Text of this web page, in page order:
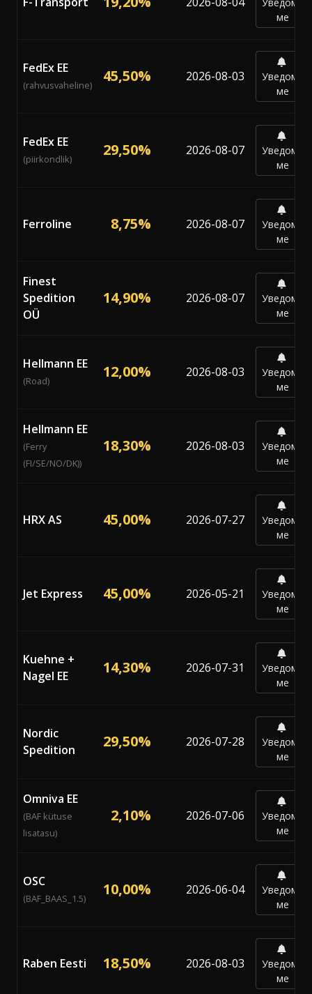
ме
FedEx EE
(rahvusvaheline) 45,50% 2026-08-03
Уведоми
ме
FedEx EE
(piirkondlik) 29,50% 2026-08-07
Уведоми
ме
Ferroline 8,75% 2026-08-07
Уведоми
ме
Finest
Spedition
OÜ
14,90% 2026-08-07
Уведоми
ме
Hellmann EE
(Road) 12,00% 2026-08-03
Уведоми
ме
Hellmann EE
(Ferry
(FI/SE/NO/DK))
18,30% 2026-08-03
Уведоми
ме
HRX AS 45,00% 2026-07-27
Уведоми
ме
Jet Express 45,00% 2026-05-21
Уведоми
ме
Kuehne +
Nagel EE
14,30% 2026-07-31
Уведоми
ме
Nordic
Spedition
29,50% 2026-07-28
Уведоми
ме
Omniva EE
(BAF kütuse
lisatasu)
2,10% 2026-07-06
Уведоми
ме
OSC
(BAF_BAAS_1.5) 10,00% 2026-06-04
Уведоми
ме
Raben Eesti 18,50% 2026-08-03
Уведоми
ме